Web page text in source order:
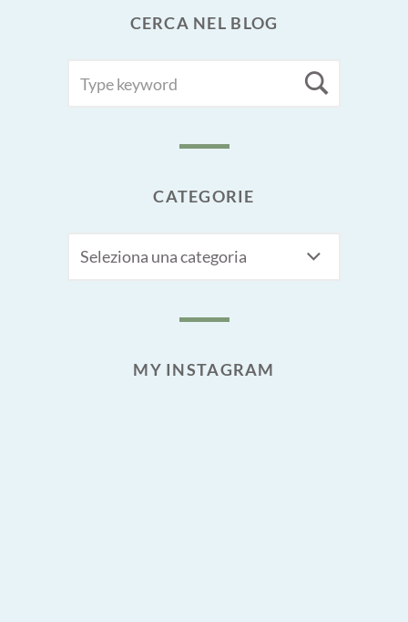
CERCA NEL BLOG
FOR:
CATEGORIE
MY INSTAGRAM